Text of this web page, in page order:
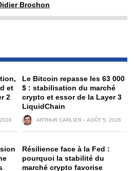
Brochon
et
2
Le Bitcoin repasse les 63 000
$ : stabilisation du marché
crypto et essor de la Layer 3
LiquidChain
ARTHUR CARLIER AOÛT 5, 2026
Résilience face à la Fed :
pourquoi la stabilité du
marché crypto favorise